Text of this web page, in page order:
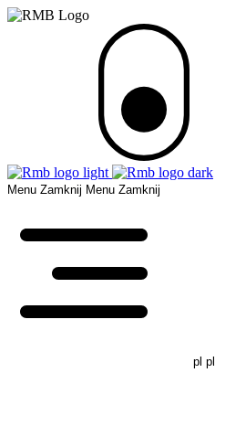
Menu Zamknij Menu Zamknij
pl pl